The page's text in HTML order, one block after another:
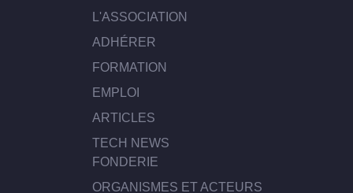
L'ASSOCIATION
ADHÉRER
FORMATION
EMPLOI
ARTICLES
TECH NEWS
FONDERIE
ORGANISMES ET ACTEURS